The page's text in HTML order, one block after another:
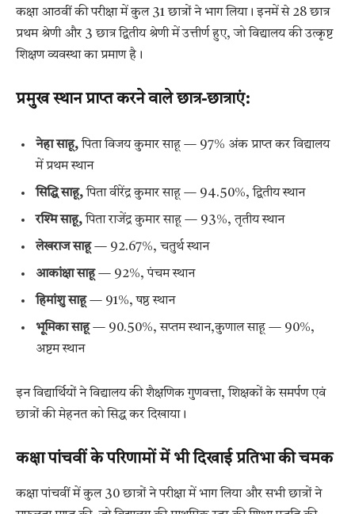
कक्षा आठवीं की परीक्षा में कुल 31 छात्रों ने भाग लिया। इनमें से 28 छात्र
प्रथम श्रेणी और 3 छात्र द्वितीय श्रेणी में उत्तीर्ण हुए, जो विद्यालय की उत्कृष्ट
शिक्षण व्यवस्था का प्रमाण है।
प्रमुख स्थान प्राप्त करने वाले छात्र-छात्राएं:
नेहा साहू,पिता विजय कुमार साहू — 97% अंक प्राप्त कर विद्यालय
में प्रथम स्थान
सिद्धि साहू,पिता वीरेंद्र कुमार साहू — 94.50%, द्वितीय स्थान
रश्मि साहू,पिता राजेंद्र कुमार साहू — 93%, तृतीय स्थान
लेखराज साहू— 92.67%, चतुर्थ स्थान
आकांक्षा साहू— 92%, पंचम स्थान
हिमांशु साहू— 91%, षष्ठ स्थान
भूमिका साहू— 90.50%, सप्तम स्थान,कुणाल साहू — 90%,
अष्टम स्थान
इन विद्यार्थियों ने विद्यालय की शैक्षणिक गुणवत्ता, शिक्षकों के समर्पण एवं
छात्रों की मेहनत को सिद्ध कर दिखाया।
कक्षा पांचवीं के परिणामों में भी दिखाई प्रतिभा की चमक
कक्षा पांचवीं में कुल 30 छात्रों ने परीक्षा में भाग लिया और सभी छात्रों ने